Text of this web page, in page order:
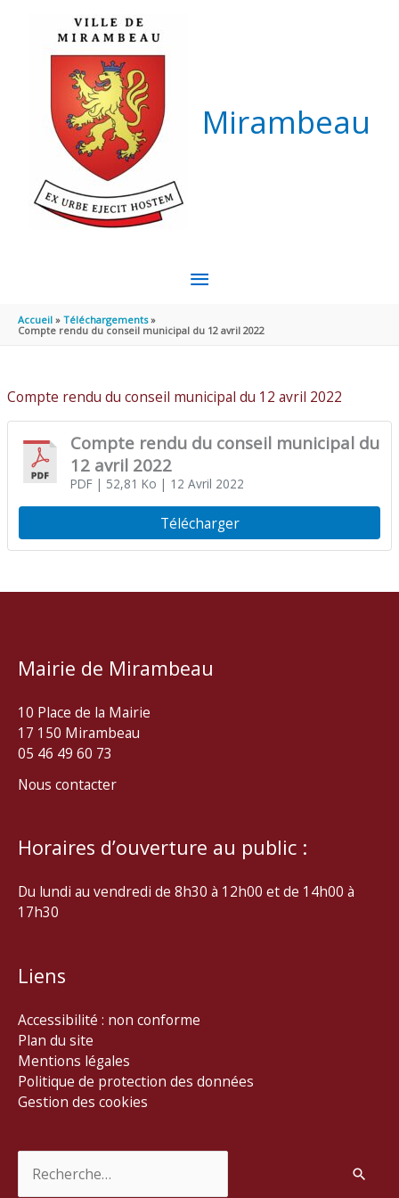
Mirambeau
MENU
PRINCIPAL
Accueil
Téléchargements
Compte rendu du conseil municipal du 12 avril 2022
Compte rendu du conseil municipal du 12 avril 2022
Compte rendu du conseil municipal du
12 avril 2022
PDF| 52,81 Ko | 12 Avril 2022
Télécharger
Mairie de Mirambeau
10 Place de la Mairie
17 150 Mirambeau
05 46 49 60 73
Nous contacter
Horaires d’ouverture au public :
Du lundi au vendredi de 8h30 à 12h00 et de 14h00 à
17h30
Liens
Accessibilité : non conforme
Plan du site
Mentions légales
Politique de protection des données
Gestion des cookies